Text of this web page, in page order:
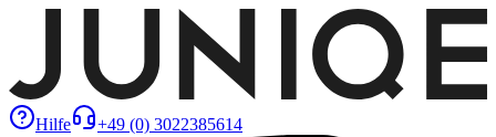
Hilfe +49 (0) 3022385614